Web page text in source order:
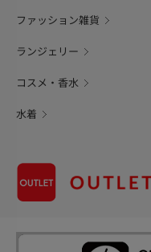
ファッション雑貨
ランジェリー
コスメ・香水
水着